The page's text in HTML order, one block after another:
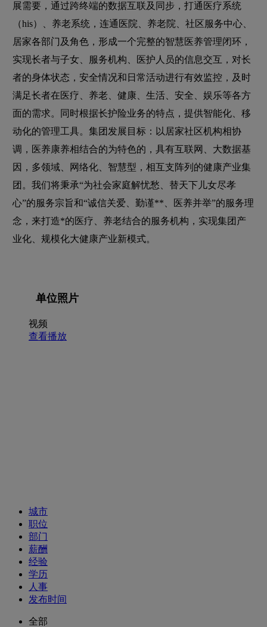
展需要，通过跨终端的数据互联及同步，打通医疗系统
（his）、养老系统，连通医院、养老院、社区服务中心、
居家各部门及角色，形成一个完整的智慧医养管理闭环，
实现长者与子女、服务机构、医护人员的信息交互，对长
者的身体状态，安全情况和日常活动进行有效监控，及时
满足长者在医疗、养老、健康、生活、安全、娱乐等各方
面的需求。同时根据长护险业务的特点，提供智能化、移
动化的管理工具。集团发展目标：以居家社区机构相协
调，医养康养相结合的为特色的，具有互联网、大数据基
因，多领域、网络化、智慧型，相互支阵列的健康产业集
团。我们将秉承“为社会家庭解忧愁、替天下儿女尽孝
心”的服务宗旨和“诚信关爱、勤谨**、医养并举”的服务理
念，来打造*的医疗、养老结合的服务机构，实现集团产
业化、规模化大健康产业新模式。
单位照片
视频
查看播放
城市
职位
部门
薪酬
经验
学历
人事
发布时间
全部